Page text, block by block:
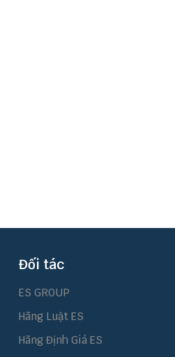
Đối tác
ES GROUP
Hãng Luật ES
Hãng Định Giá ES